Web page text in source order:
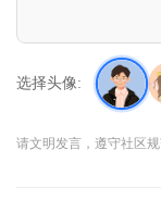
选择头像:
请文明发言，遵守社区